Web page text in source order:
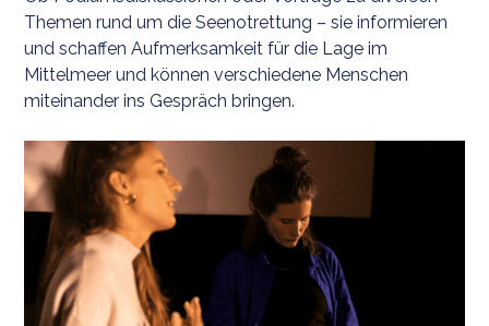
Themen rund um die Seenotrettung – sie informieren
und schaffen Aufmerksamkeit für die Lage im
Mittelmeer und können verschiedene Menschen
miteinander ins Gespräch bringen.